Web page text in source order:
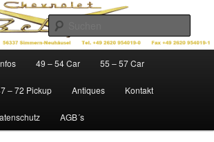
der Baujahre 1949 – 1972
49 – 54 Car 55 – 57 Car
– 72 Pickup Antiques Kontakt
AGB´s